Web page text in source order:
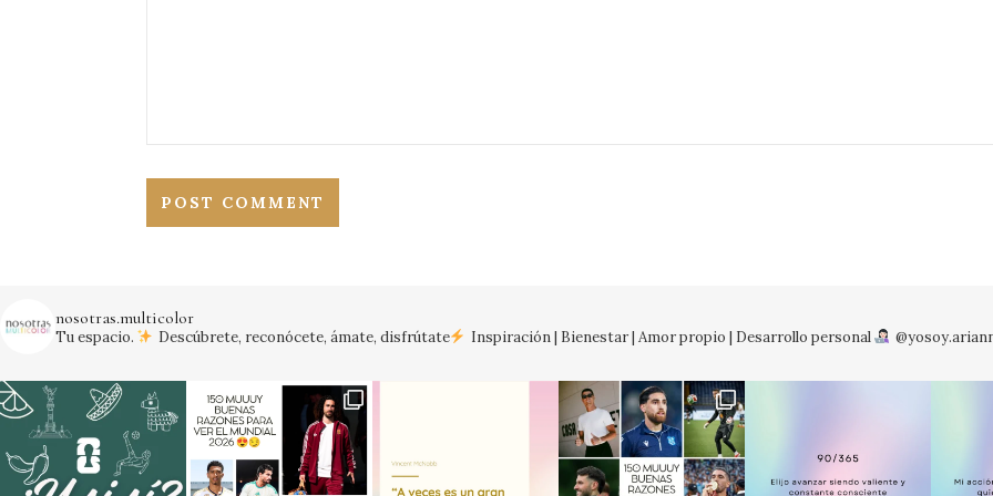
nosotras.multicolor
Tu espacio. Descúbrete, reconócete, ámate, disfrútate Inspiración | Bienestar | Amor propio | Desarrollo personal
¡Vamos México!
#mexico #mundial20
No so